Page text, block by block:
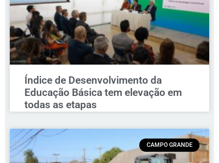
Índice de Desenvolvimento da
Educação Básica tem elevação em
todas as etapas
CAMPO GRANDE